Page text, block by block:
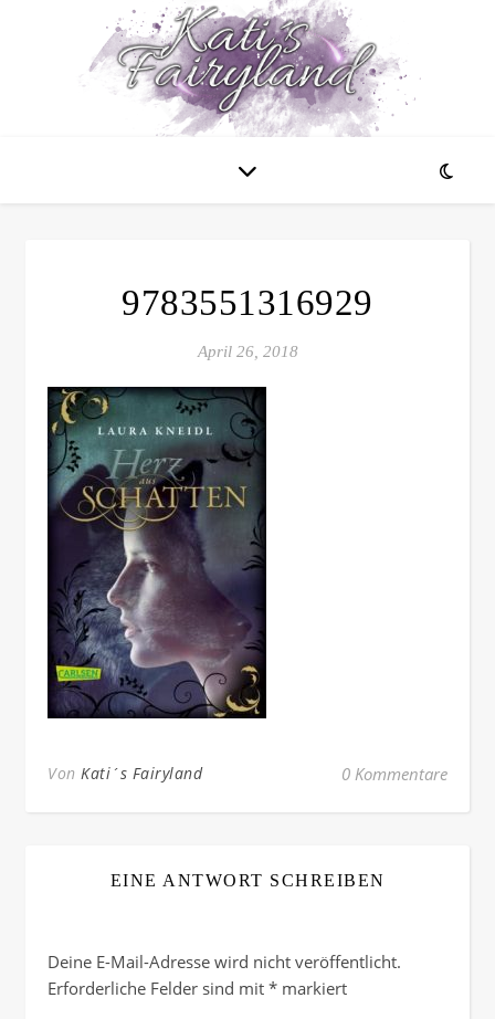
9783551316929
April 26, 2018
Von Kati´s Fairyland 0 Kommentare
EINE ANTWORT SCHREIBEN
Deine E-Mail-Adresse wird nicht veröffentlicht.
Erforderliche Felder sind mit * markiert